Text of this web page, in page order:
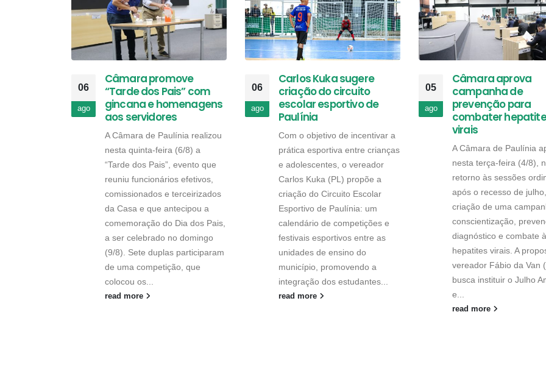
06
ago
Câmara promove
“Tarde dos Pais” com
gincana e homenagens
aos servidores
A Câmara de Paulínia realizou
nesta quinta-feira (6/8) a
“Tarde dos Pais”, evento que
reuniu funcionários efetivos,
comissionados e terceirizados
da Casa e que antecipou a
comemoração do Dia dos Pais,
a ser celebrado no domingo
(9/8). Sete duplas participaram
de uma competição, que
colocou os...
read more
06
ago
Carlos Kuka sugere
criação do circuito
escolar esportivo de
Paulínia
Com o objetivo de incentivar a
prática esportiva entre crianças
e adolescentes, o vereador
Carlos Kuka (PL) propõe a
criação do Circuito Escolar
Esportivo de Paulínia: um
calendário de competições e
festivais esportivos entre as
unidades de ensino do
município, promovendo a
integração dos estudantes...
read more
05
ago
Câmara aprova
campanha de
prevenção para
combater
virais
A Câmara de Paulínia
nesta terça-feira (4/8),
retorno às sessões
após o recesso de
criação de uma
conscientização,
diagnóstico e combate
hepatites virais. A
vereador Fábio da Van
busca instituir o Julho
e...
read more